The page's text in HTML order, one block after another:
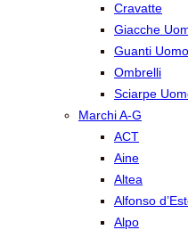
Cravatte
Giacche
Guanti Uomo
Ombrelli
Sciarpe
Marchi A-G
ACT
Aine
Altea
Alfonso
Alpo